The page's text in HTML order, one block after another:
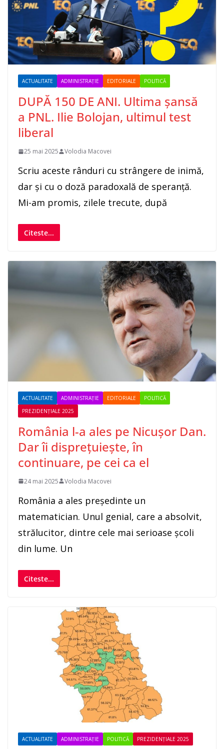
ACTUALITATE ADMINISTRAȚIE EDITORIALE POLITICĂ
DUPĂ 150 DE ANI. Ultima șansă
a PNL. Ilie Bolojan, ultimul test
liberal
25 mai 2025 Volodia Macovei
Scriu aceste rânduri cu strângere de inimă,
dar și cu o doză paradoxală de speranță.
Mi-am promis, zilele trecute, după
Citeste...
ACTUALITATE ADMINISTRAȚIE EDITORIALE
POLITICĂ
PREZIDENȚIALE 2025
România l-a ales pe Nicușor Dan.
Dar îi disprețuiește, în
continuare, pe cei ca el
24 mai 2025 Volodia Macovei
România a ales președinte un
matematician. Unul genial, care a absolvit,
strălucitor, dintre cele mai serioase școli
din lume. Un
Citeste...
ACTUALITATE ADMINISTRAȚIE POLITICĂ PREZIDENȚIALE 2025